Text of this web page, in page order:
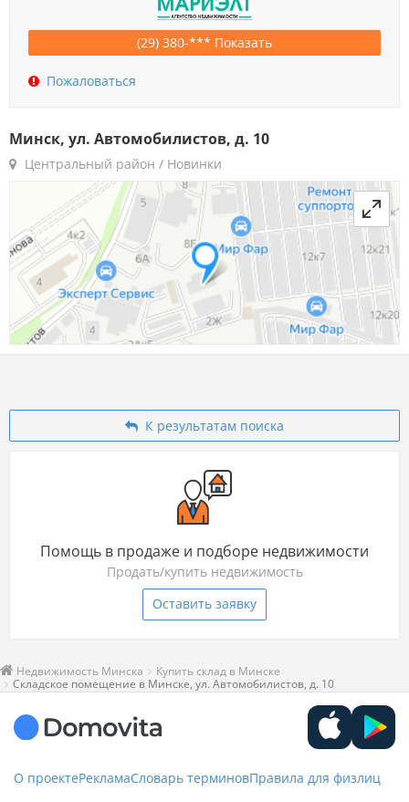
(29) 380-*** Показать
Пожаловаться
Минск, ул. Автомобилистов, д. 10
Центральный район / Новинки
К результатам поиска
Помощь в продаже и подборе недвижимости
Продать/купить недвижимость
Оставить заявку
Недвижимость Минска
Купить склад в Минске
Складское помещение в Минске, ул. Автомобилистов, д. 10
О проектеРекламаСловарь терминовПравила для физлиц